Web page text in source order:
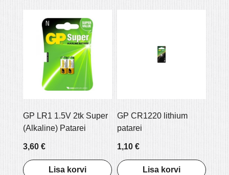
GP LR1 1.5V 2tk Super
(Alkaline) Patarei
3,60 €
Lisa korvi
GP CR1220 lithium
patarei
1,10 €
Lisa korvi